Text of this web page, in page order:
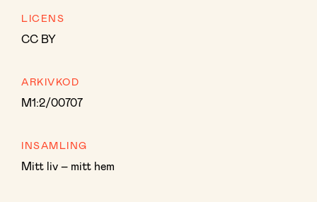
LICENS
CC BY
ARKIVKOD
M1:2/00707
INSAMLING
Mitt liv – mitt hem